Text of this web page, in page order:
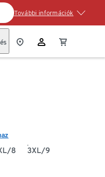
További információk
8 3XL/9